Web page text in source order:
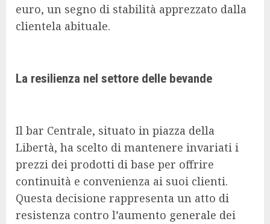
euro, un segno di stabilità apprezzato dalla
clientela abituale.
La resilienza nel settore delle bevande
Il bar Centrale, situato in piazza della
Libertà, ha scelto di mantenere invariati i
prezzi dei prodotti di base per offrire
continuità e convenienza ai suoi clienti.
Questa decisione rappresenta un atto di
resistenza contro l’aumento generale dei